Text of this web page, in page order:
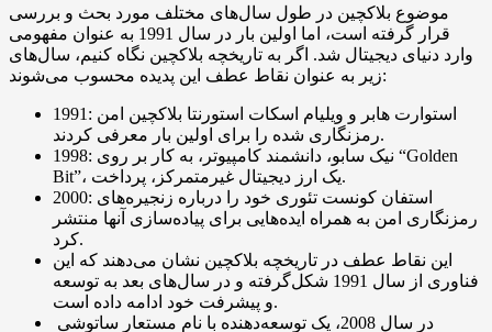
موضوع بلاکچین در طول سال‌های مختلف مورد بحث و بررسی
قرار گرفته است، اما اولین بار در سال 1991 به عنوان مفهومی
وارد دنیای دیجیتال شد. اگر به تاریخچه بلاکچین نگاه کنیم، سال‌های
زیر به عنوان نقاط عطف این پدیده محسوب می‌شوند:
1991: استوارت هابر و ویلیام اسکات استورنتا بلاکچین امن
رمزنگاری شده را برای اولین بار معرفی کردند.
1998: نیک سابو، دانشمند کامپیوتر، به کار بر روی “Golden
Bit”، یک ارز دیجیتال غیرمتمرکز، پرداخت.
2000: استفان کونست تئوری خود را درباره زنجیره‌های
رمزنگاری امن به همراه ایده‌هایی برای پیاده‌سازی آنها منتشر
کرد.
این نقاط عطف در تاریخچه بلاکچین نشان می‌دهند که این
فناوری از سال 1991 شکل‌گرفته و در سال‌های بعد به توسعه
و پیشرفت خود ادامه داده است.